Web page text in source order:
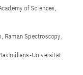
of Sciences,
Raman Spectroscopy,
Universität